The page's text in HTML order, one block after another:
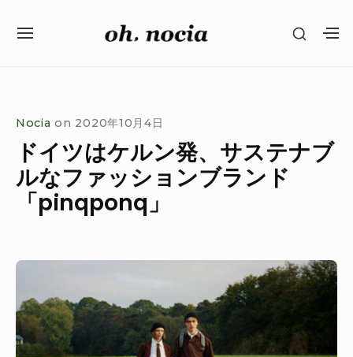
SITE
SHOW
Nocia on 2020年10月4日
ドイツはケルン発、サステナブ
ルなファッションブランド
「pinqponq」